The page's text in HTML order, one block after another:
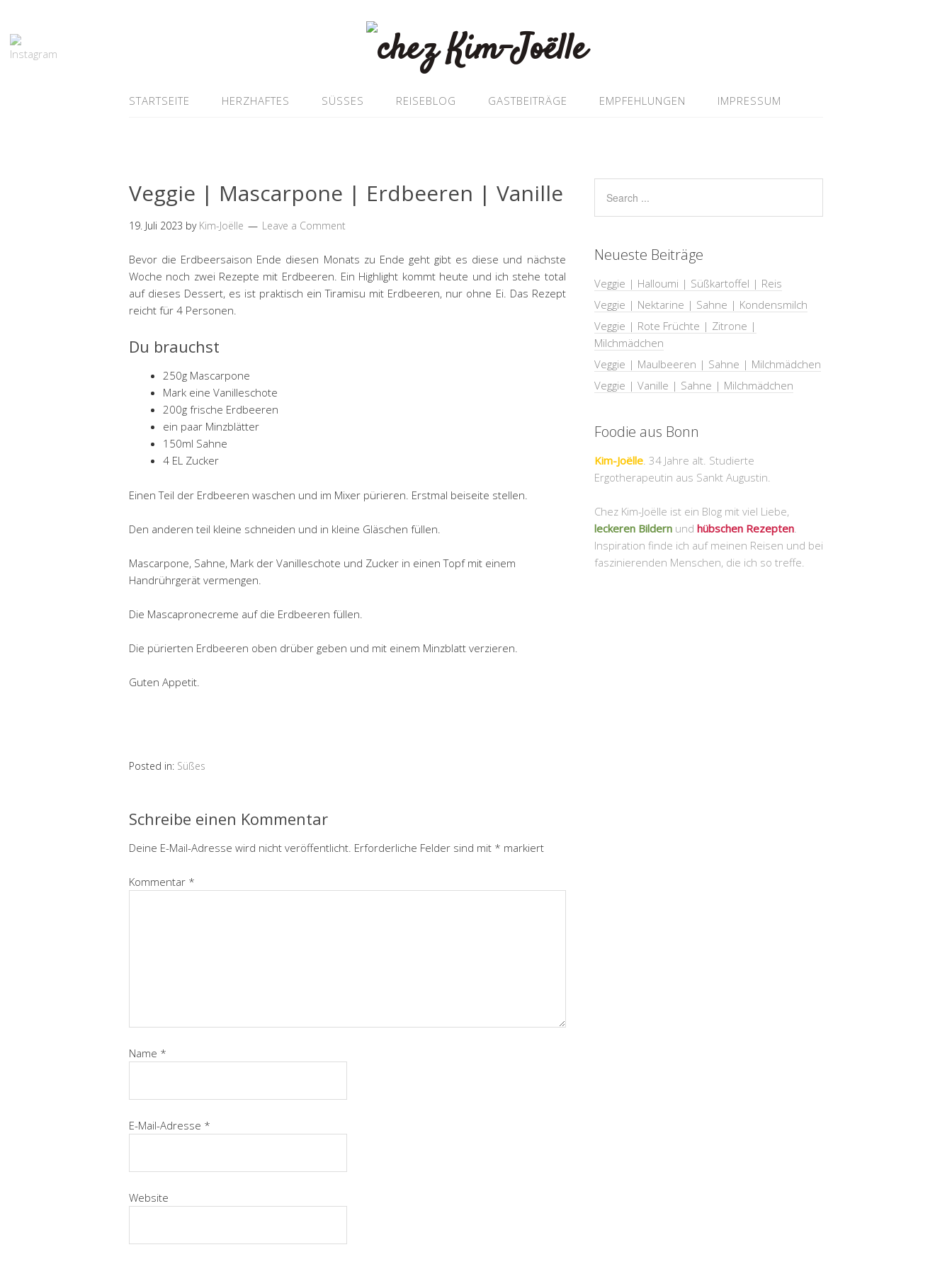
STARTSEITE HERZHAFTES SÜSSES REISEBLOG GASTBEITRÄGE EMPFEHLUNGEN IMPRESSUM
Veggie | Mascarpone | Erdbeeren | Vanille
19. Juli 2023 by Kim-Joëlle Leave a Comment
Bevor die Erdbeersaison Ende diesen Monats zu Ende geht gibt es diese und nächste
Woche noch zwei Rezepte mit Erdbeeren. Ein Highlight kommt heute und ich stehe total
auf dieses Dessert, es ist praktisch ein Tiramisu mit Erdbeeren, nur ohne Ei. Das Rezept
reicht für 4 Personen.
Du brauchst
250g Mascarpone
Mark eine Vanilleschote
200g frische Erdbeeren
ein paar Minzblätter
150ml Sahne
4 EL Zucker
Einen Teil der Erdbeeren waschen und im Mixer pürieren. Erstmal beiseite stellen.
Den anderen teil kleine schneiden und in kleine Gläschen füllen.
Mascarpone, Sahne, Mark der Vanilleschote und Zucker in einen Topf mit einem
Handrührgerät vermengen.
Die Mascapronecreme auf die Erdbeeren füllen.
Die pürierten Erdbeeren oben drüber geben und mit einem Minzblatt verzieren.
Guten Appetit.
Posted in: Süßes
Schreibe einen Kommentar
Deine E-Mail-Adresse wird nicht veröffentlicht. Erforderliche Felder sind mit * markiert
Kommentar *
Name *
E-Mail-Adresse *
Website
Neueste Beiträge
Veggie | Halloumi | Süßkartoffel | Reis
Veggie | Nektarine | Sahne | Kondensmilch
Veggie | Rote Früchte | Zitrone |
Milchmädchen
Veggie | Maulbeeren | Sahne | Milchmädchen
Veggie | Vanille | Sahne | Milchmädchen
Foodie aus Bonn
Kim-Joëlle. 34 Jahre alt. Studierte
Ergotherapeutin aus Sankt Augustin.
Chez Kim-Joëlle ist ein Blog mit viel Liebe,
leckeren Bildernund hübschen Rezepten.
Inspiration finde ich auf meinen Reisen und bei
faszinierenden Menschen, die ich so treffe.